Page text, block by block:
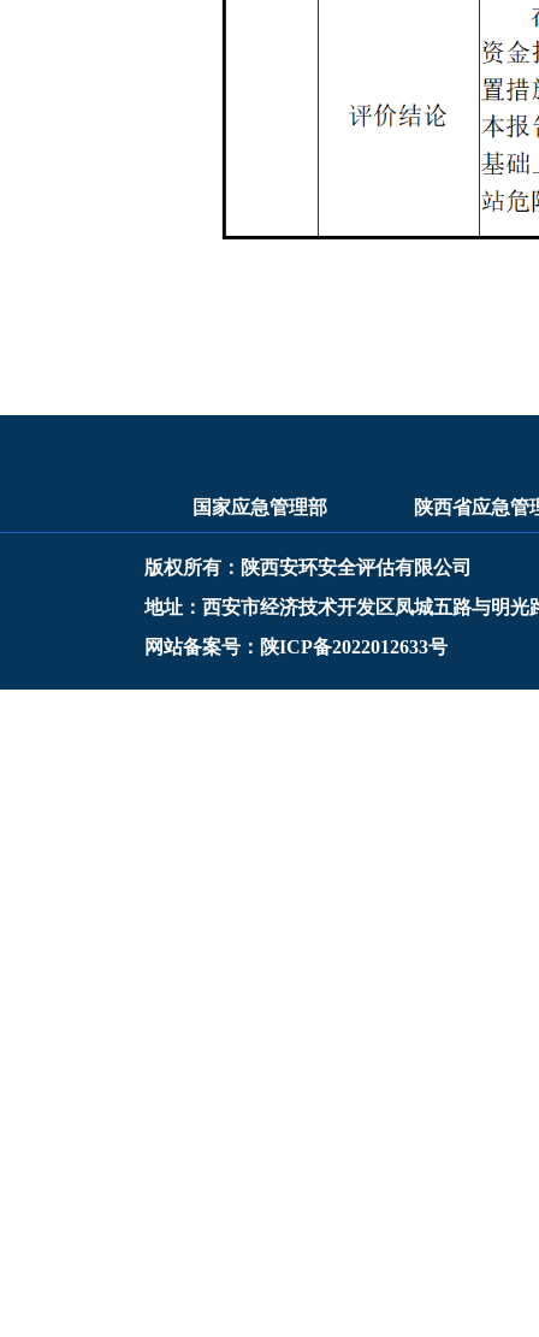
国家应急管理部 陕西省应急管
版权所有：陕西安环安全评估有限公司
地址：西安市经济技术开发区凤城五路与明光
网站备案号：陕ICP备2022012633号